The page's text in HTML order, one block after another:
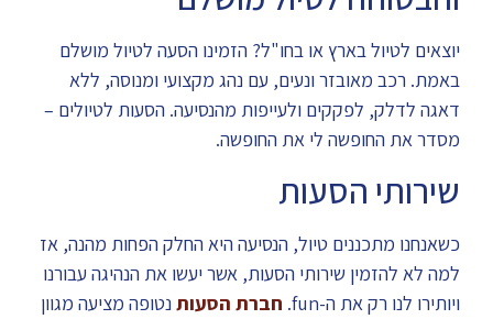
יוצאים לטיול בארץ או בחו"ל? הזמינו הסעה לטיול מושלם
באמת. רכב מאובזר ונעים, עם נהג מקצועי ומנוסה, ללא
דאגה לדלק, לפקקים ולעייפות מהנסיעה. הסעות לטיולים –
מסדר את החופשה לי את החופשה.
שירותי הסעות
כשאנחנו מתכננים טיול, הנסיעה היא החלק הפחות מהנה, אז
למה לא להזמין שירותי הסעות, אשר יעשו את הנהיגה עבורנו
ויותירו לנו רק את ה-fun.
חברת הסעות נטופה מציעה מגוון